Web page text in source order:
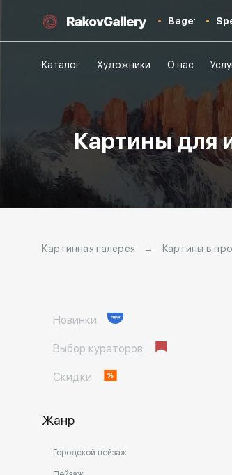
Baget
Каталог Художники О нас
Картины для
Картинная галерея → Картины в
Новинки
Выбор кураторов
Скидки
Жанр
Городской пейзаж